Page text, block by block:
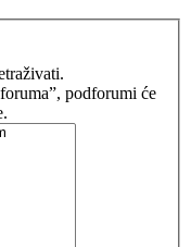
podforumi će